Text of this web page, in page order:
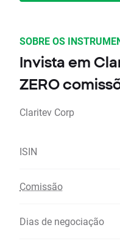
SOBRE OS
Invista em
ZERO
Claritev Corp
ISIN
Comissão
Dias de negociação